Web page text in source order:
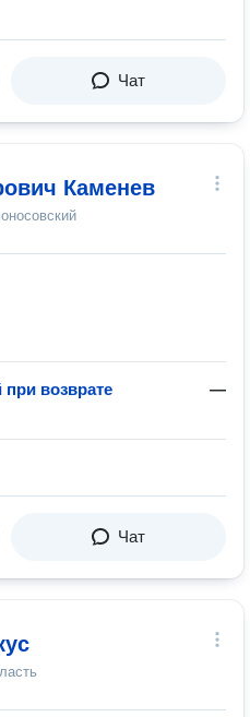
Чат
Каменев
возврате
—
Чат